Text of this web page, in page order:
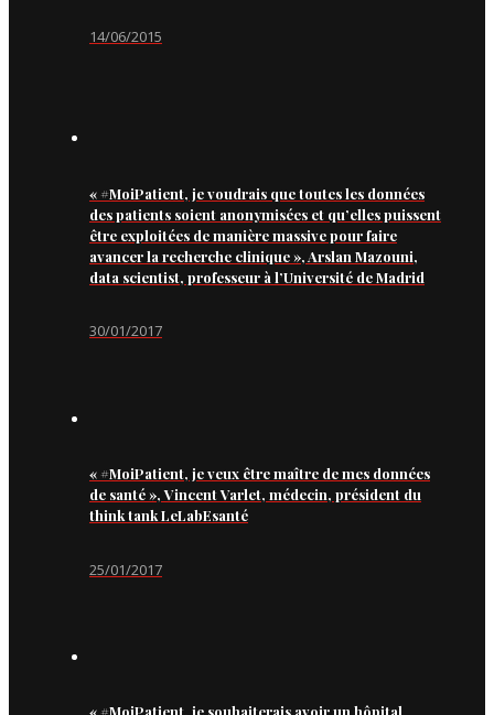
14/06/2015
« #MoiPatient, je voudrais que toutes les données
des patients soient anonymisées et qu’elles puissent
être exploitées de manière massive pour faire
avancer la recherche clinique », Arslan Mazouni,
data scientist, professeur à l’Université de Madrid
30/01/2017
« #MoiPatient, je veux être maître de mes données
de santé », Vincent Varlet, médecin, président du
think tank LeLabEsanté
25/01/2017
« #MoiPatient, je souhaiterais avoir un hôpital